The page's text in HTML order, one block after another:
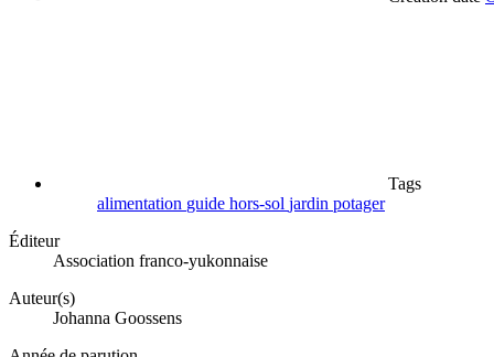
Tags
alimentation guide hors-sol jardin potager
Éditeur
Association franco-yukonnaise
Auteur(s)
Johanna Goossens